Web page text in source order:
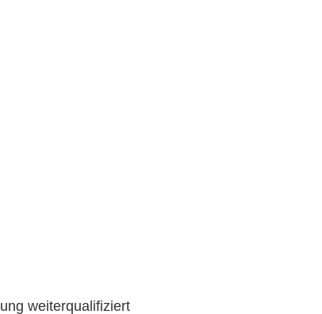
weiterqualifiziert